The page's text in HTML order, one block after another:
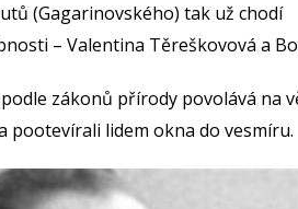
(Gagarinovského) tak už chodí
– Valentina Těreškovová a
zákonů přírody povolává na
pootevírali lidem okna do vesmíru.